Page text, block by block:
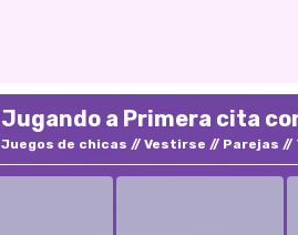
Jugando a Primera cita
Juegos de chicas Vestirse Parejas